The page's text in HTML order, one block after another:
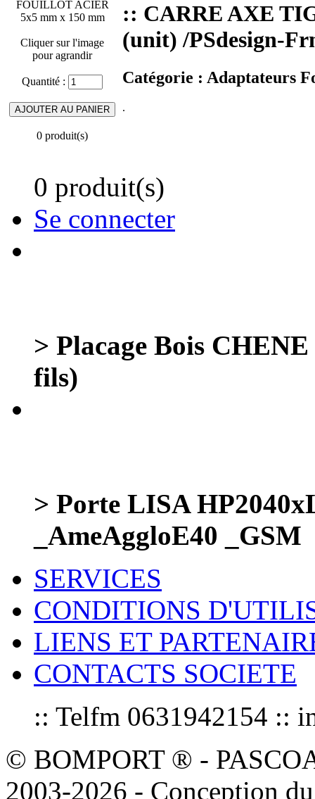
Cliquer sur l'image
pour agrandir
Quantité :
0 produit(s)
:: CARRE AXE
(unit) /PSdesign-
Catégorie : Adaptateurs
.
0 produit(s)
Se connecter
> Placage Bois
fils)
> Porte LISA
_AmeAggloE40 _GSM
SERVICES
CONDITIONS
LIENS ET
CONTACTS SOCIETE
:: Telfm 0631942154 ::
© BOMPORT ® -
2003-2026 - Conception